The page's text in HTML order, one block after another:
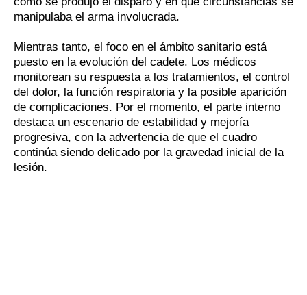
manipulaba el arma involucrada.
Mientras tanto, el foco en el ámbito sanitario está
puesto en la evolución del cadete. Los médicos
monitorean su respuesta a los tratamientos, el control
del dolor, la función respiratoria y la posible aparición
de complicaciones. Por el momento, el parte interno
destaca un escenario de estabilidad y mejoría
progresiva, con la advertencia de que el cuadro
continúa siendo delicado por la gravedad inicial de la
lesión.